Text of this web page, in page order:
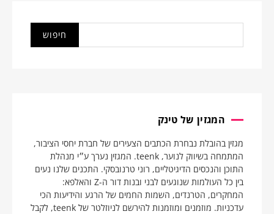
המגזין של טינק
מגזין בהובלת נבחרת הכתבים הצעירים של חברת יחסי הציבור,
המתמחה בשיווק לנוער, teenk. המגזין נערך ע״י מנהלת
התוכן והנכסים הדיגיטליים, רוני טרנובסקי. התכנים שלנו נעים
בין כל העולמות שנוגעים לבני ובנות דור ה-Z והאלפא:
המחקרים, הטרנדים, השמות החמים של הרגע והידיעות הכי
עדכניות. מוזמנים ומוזמנות להירשם לניוזלטר של teenk, לקבל